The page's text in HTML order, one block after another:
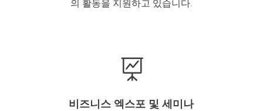
의 활동을 지원하고 있습니다.

비즈니스 엑스포 및 세미나